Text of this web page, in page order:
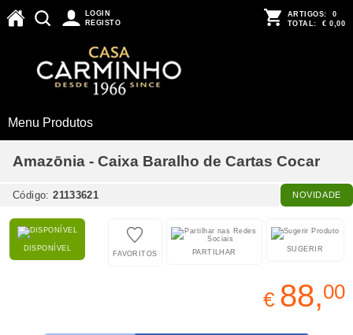
LOGIN
REGISTO
ARTIGOS: 0
TOTAL: € 0,00
Menu Produtos
Amazōnia - Caixa Baralho de Cartas Cocar
Código:21133621 NOVIDADE
DISPONÍVEL SUGERIR
PARTILHAR
FAVORITOS
€ 88,00